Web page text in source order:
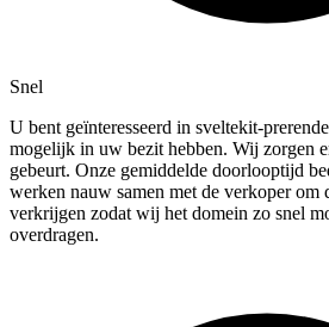
Snel
U bent geïnteresseerd in sveltekit-
mogelijk in uw bezit hebben. Wij zorgen
gebeurt. Onze gemiddelde doorlooptijd
werken nauw samen met de verkoper om
verkrijgen zodat wij het domein zo snel
overdragen.